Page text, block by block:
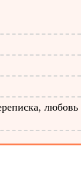
любовь